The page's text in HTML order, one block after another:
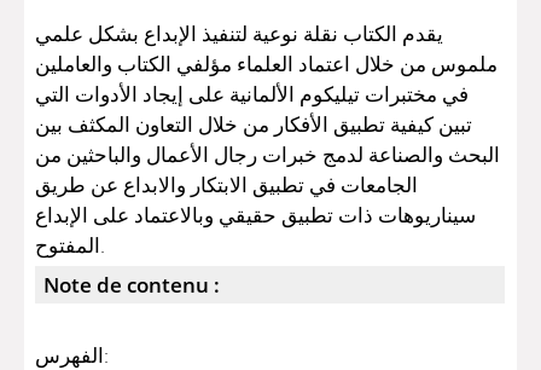
يقدم الكتاب نقلة نوعية لتنفيذ الإبداع بشكل علمي
ملموس من خلال اعتماد العلماء مؤلفي الكتاب والعاملين
في مختبرات تيليكوم الألمانية على إيجاد الأدوات التي
تبين كيفية تطبيق الأفكار من خلال التعاون المكثف بين
البحث والصناعة لدمج خبرات رجال الأعمال والباحثين من
الجامعات في تطبيق الابتكار والابداع عن طريق
سيناريوهات ذات تطبيق حقيقي وبالاعتماد على الإبداع
المفتوح.
Note de contenu :
الفهرس: